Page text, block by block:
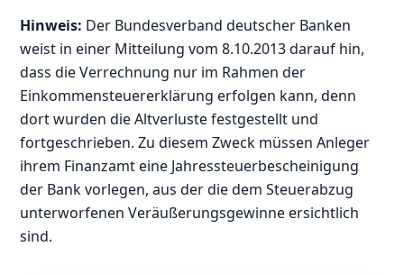
Hinweis: Der Bundesverband deutscher Banken
weist in einer Mitteilung vom 8.10.2013 darauf hin,
dass die Verrechnung nur im Rahmen der
Einkommensteuererklärung erfolgen kann, denn
dort wurden die Altverluste festgestellt und
fortgeschrieben. Zu diesem Zweck müssen Anleger
ihrem Finanzamt eine Jahressteuerbescheinigung
der Bank vorlegen, aus der die dem Steuerabzug
unterworfenen Veräußerungsgewinne ersichtlich
sind.